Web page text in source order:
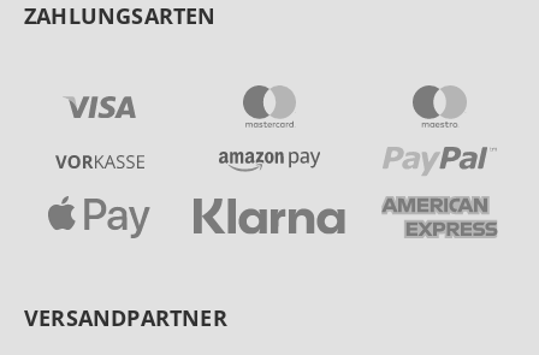
ZAHLUNGSARTEN
VERSANDPARTNER